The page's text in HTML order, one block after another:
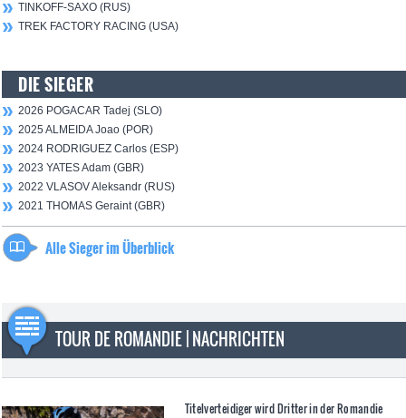
TINKOFF-SAXO (RUS)
TREK FACTORY RACING (USA)
DIE SIEGER
2026 POGACAR Tadej (SLO)
2025 ALMEIDA Joao (POR)
2024 RODRIGUEZ Carlos (ESP)
2023 YATES Adam (GBR)
2022 VLASOV Aleksandr (RUS)
2021 THOMAS Geraint (GBR)
Alle Sieger im Überblick
TOUR DE ROMANDIE | NACHRICHTEN
Titelverteidiger wird Dritter in der Romandie